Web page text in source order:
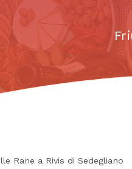
Rane a Rivis di Sedegliano